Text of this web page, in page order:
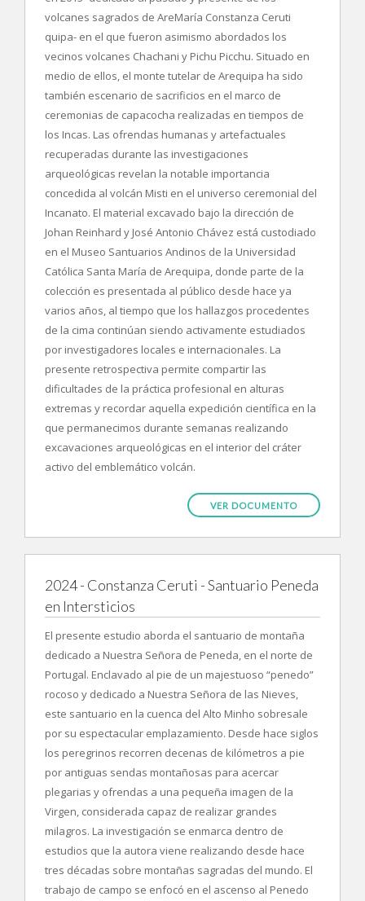
volcanes sagrados de AreMaría Constanza Ceruti
quipa- en el que fueron asimismo abordados los
vecinos volcanes Chachani y Pichu Picchu. Situado en
medio de ellos, el monte tutelar de Arequipa ha sido
también escenario de sacrificios en el marco de
ceremonias de capacocha realizadas en tiempos de
los Incas. Las ofrendas humanas y artefactuales
recuperadas durante las investigaciones
arqueológicas revelan la notable importancia
concedida al volcán Misti en el universo ceremonial del
Incanato. El material excavado bajo la dirección de
Johan Reinhard y José Antonio Chávez está custodiado
en el Museo Santuarios Andinos de la Universidad
Católica Santa María de Arequipa, donde parte de la
colección es presentada al público desde hace ya
varios años, al tiempo que los hallazgos procedentes
de la cima continúan siendo activamente estudiados
por investigadores locales e internacionales. La
presente retrospectiva permite compartir las
dificultades de la práctica profesional en alturas
extremas y recordar aquella expedición científica en la
que permanecimos durante semanas realizando
excavaciones arqueológicas en el interior del cráter
activo del emblemático volcán.
VER DOCUMENTO
2024 - Constanza Ceruti - Santuario Peneda
en Intersticios
El presente estudio aborda el santuario de montaña
dedicado a Nuestra Señora de Peneda, en el norte de
Portugal. Enclavado al pie de un majestuoso “penedo”
rocoso y dedicado a Nuestra Señora de las Nieves,
este santuario en la cuenca del Alto Minho sobresale
por su espectacular emplazamiento. Desde hace siglos
los peregrinos recorren decenas de kilómetros a pie
por antiguas sendas montañosas para acercar
plegarias y ofrendas a una pequeña imagen de la
Virgen, considerada capaz de realizar grandes
milagros. La investigación se enmarca dentro de
estudios que la autora viene realizando desde hace
tres décadas sobre montañas sagradas del mundo. El
trabajo de campo se enfocó en el ascenso al Penedo